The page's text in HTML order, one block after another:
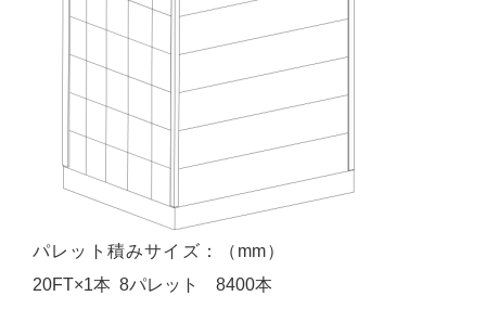
パレット積みサイズ：（mm）
20FT×1本 8パレット 8400本